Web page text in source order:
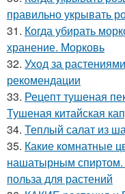
правильно укрывать
31. Когда убирать
хранение. Морковь
32. Уход за
рекомендации
33. Рецепт тушеная
Тушеная китайская
34. Теплый салат из
35. Какие комнатные
нашатырным спиртом.
польза для растений